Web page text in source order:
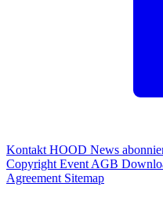
Kontakt HOOD News
Copyright Event AGB
Agreement Sitemap